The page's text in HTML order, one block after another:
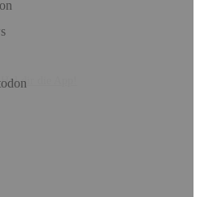
Hol dir die App!